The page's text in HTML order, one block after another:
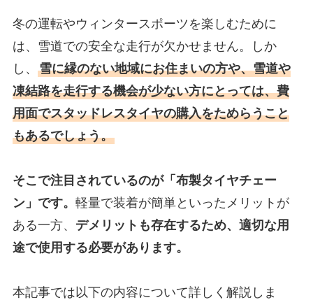
冬の運転やウィンタースポーツを楽しむために
は、雪道での安全な走行が欠かせません。しか
し、 雪に縁のない地域にお住まいの方や、雪道や
凍結路を走行する機会が少ない方にとっては、費
用面でスタッドレスタイヤの購入をためらうこと
もあるでしょう。
そこで注目されているのが「布製タイヤチェー
ン」です。 軽量で装着が簡単といったメリットが
ある一方、 デメリットも存在するため、適切な用
途で使用する必要があります。
本記事では以下の内容について詳しく解説しま